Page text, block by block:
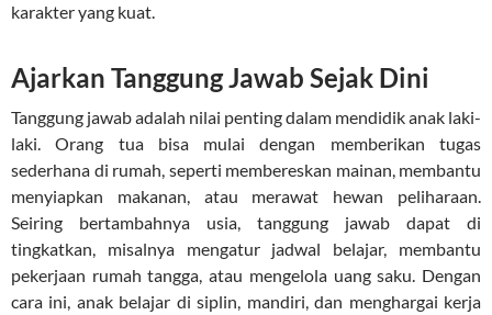
karakter yang kuat.
Ajarkan Tanggung Jawab Sejak Dini
Tanggung jawab adalah nilai penting dalam mendidik anak laki-
laki. Orang tua bisa mulai dengan memberikan tugas
sederhana di rumah, seperti membereskan mainan, membantu
menyiapkan makanan, atau merawat hewan peliharaan.
Seiring bertambahnya usia, tanggung jawab dapat di
tingkatkan, misalnya mengatur jadwal belajar, membantu
pekerjaan rumah tangga, atau mengelola uang saku. Dengan
cara ini, anak belajar di siplin, mandiri, dan menghargai kerja